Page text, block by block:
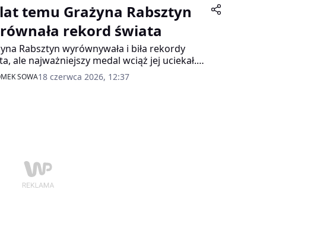
jego urodzin.
temu Grażyna Rabsztyn
rekord świata
Rabsztyn wyrównywała i biła rekordy
ale najważniejszy medal wciąż jej uciekał.
to faktu, że do dziś jest jedną z
płotkarek w historii.
SOWA18 czerwca 2026, 12:37